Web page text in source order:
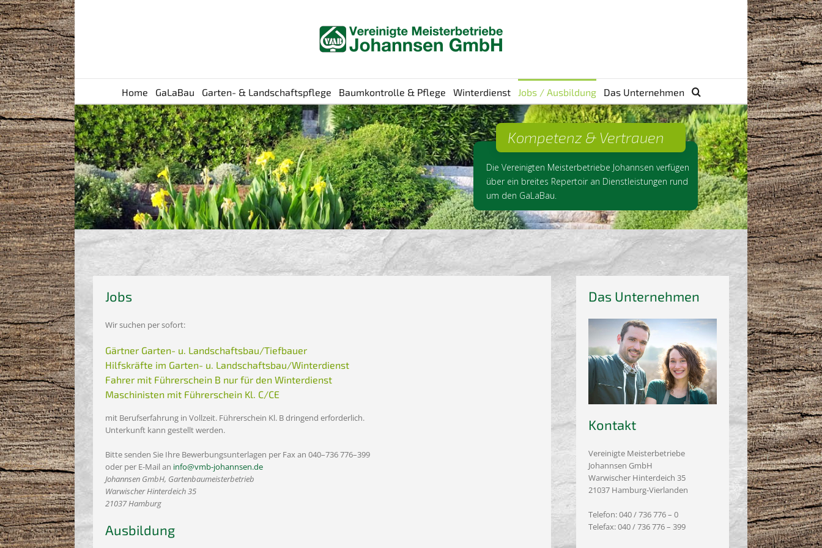
Skip
to
content
Home GaLaBau Garten- & Landschaftspflege Baumkontrolle & Pflege Winterdienst Jobs / Ausbildung Das Unternehmen
Kompetenz & Vertrauen
Die Vereinigten Meisterbetriebe Johannsen verfügen
über ein breites Repertoir an Dienstleistungen rund
um den GaLaBau.
Jobs
Wir suchen per sofort:
Gärtner Garten- u. Landschaftsbau/Tiefbauer
Hilfskräfte im Garten- u. Landschaftsbau/Winterdienst
Fahrer mit Führerschein B nur für den Winterdienst
Maschinisten mit Führerschein Kl. C/CE
mit Berufserfahrung in Vollzeit. Führerschein Kl. B dringend erforderlich.
Unterkunft kann gestellt werden.
Bitte senden Sie Ihre Bewerbungsunterlagen per Fax an 040–736 776–399
oder per E-Mail an info@vmb-johannsen.de
Johannsen GmbH, Gartenbaumeisterbetrieb
Warwischer Hinterdeich 35
21037 Hamburg
Ausbildung
Das Unternehmen
Kontakt
Vereinigte Meisterbetriebe
Johannsen GmbH
Warwischer Hinterdeich 35
21037 Hamburg-Vierlanden
Telefon: 040 / 736 776 – 0
Telefax: 040 / 736 776 – 399